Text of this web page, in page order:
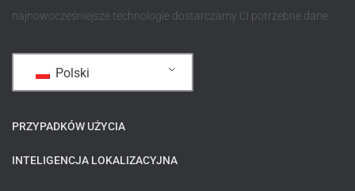
najnowocześniejsze technologie dostarczamy Ci potrzebne dane.
Polski
PRZYPADKÓW UŻYCIA
INTELIGENCJA LOKALIZACYJNA